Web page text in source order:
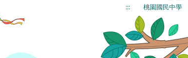
::: 桃園國民中學